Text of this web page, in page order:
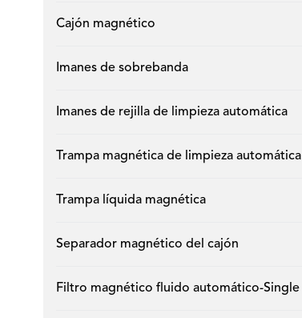
Cajón magnético
Imanes de sobrebanda
Imanes de rejilla de limpieza automática
Trampa magnética de limpieza automática
Trampa líquida magnética
Separador magnético del cajón
Filtro magnético fluido automático-Single